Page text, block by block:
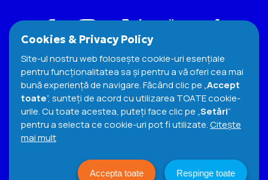
© 2026 e-snacks. All Rights Reserved
Cookies Policy
Cookies & Privacy Policy
Site-ul nostru web folosește cookie-uri esențiale
pentru funcționalitatea sa și pentru a vă oferi cea mai
bună experiență de navigare. Făcând clic pe „Accept
toate”, sunteți de acord cu utilizarea TOATE cookie-
urile. Cu toate acestea, puteți face clic pe „Setări”
pentru a selecta ce cookie-uri pot fi utilizate.Citeşte
mai mult
Accepta toate Respinge toate